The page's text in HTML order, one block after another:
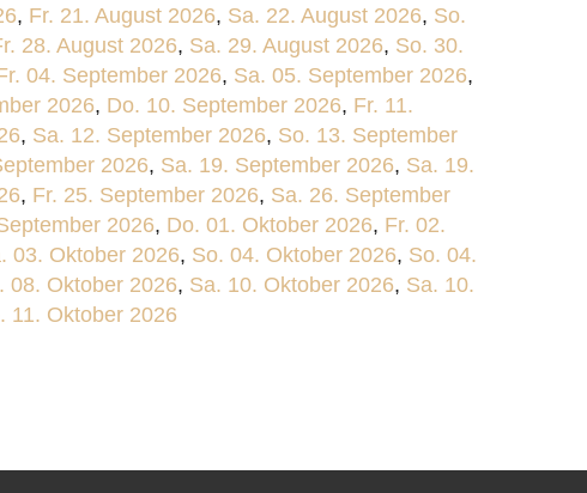
, Fr. 21. August 2026, Sa. 22. August 2026, So.
28. August 2026, Sa. 29. August 2026, So. 30.
04. September 2026, Sa. 05. September 2026,
2026, Do. 10. September 2026, Fr. 11.
, Sa. 12. September 2026, So. 13. September
2026, Sa. 19. September 2026, Sa. 19.
, Fr. 25. September 2026, Sa. 26. September
2026, Do. 01. Oktober 2026, Fr. 02.
03. Oktober 2026, So. 04. Oktober 2026, So. 04.
08. Oktober 2026, Sa. 10. Oktober 2026, Sa. 10.
11. Oktober 2026